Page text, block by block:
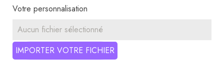
Votre personnalisation
Aucun fichier sélectionné
IMPORTER VOTRE FICHIER